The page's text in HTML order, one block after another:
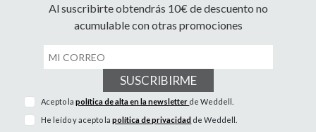
Al suscribirte obtendrás 10€ de descuento no
acumulable con otras promociones
SUSCRIBIRME
Acepto lapolítica de alta en la newsletter de Weddell.
He leído y acepto lapolítica de privacidad de Weddell.